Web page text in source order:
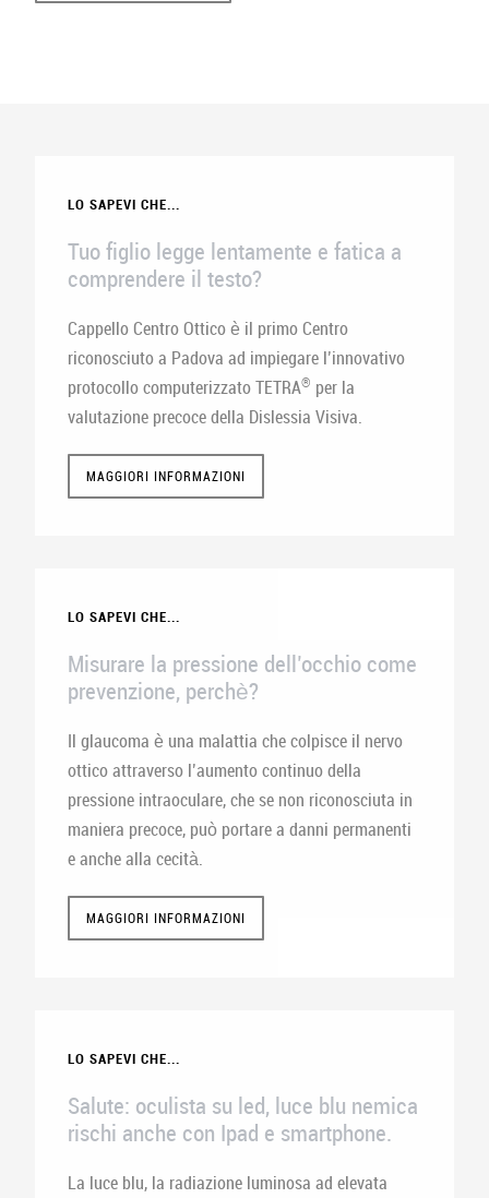
LO SAPEVI CHE...
Tuo figlio legge lentamente e fatica a
comprendere il testo?
Cappello Centro Ottico è il primo Centro
riconosciuto a Padova ad impiegare l’innovativo
protocollo computerizzato TETRA® per la
valutazione precoce della Dislessia Visiva.
MAGGIORI INFORMAZIONI
LO SAPEVI CHE...
Misurare la pressione dell’occhio come
prevenzione, perchè?
Il glaucoma è una malattia che colpisce il nervo
ottico attraverso l’aumento continuo della
pressione intraoculare, che se non riconosciuta in
maniera precoce, può portare a danni permanenti
e anche alla cecità.
MAGGIORI INFORMAZIONI
LO SAPEVI CHE...
Salute: oculista su led, luce blu nemica
rischi anche con Ipad e smartphone.
La luce blu, la radiazione luminosa ad elevata